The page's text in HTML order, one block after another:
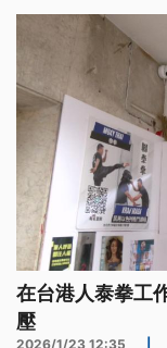
在台港人泰拳工
壓
2026/1/23 12:35